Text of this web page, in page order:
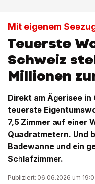
Mit eigenem
Teuerste
Schweiz
Millionen
Direkt am Ägerisee in
teuerste
7,5 Zimmer auf einer
Quadratmetern. Und
Badewanne und ein
Schlafzimmer.
Publiziert: 06.06.2026 um